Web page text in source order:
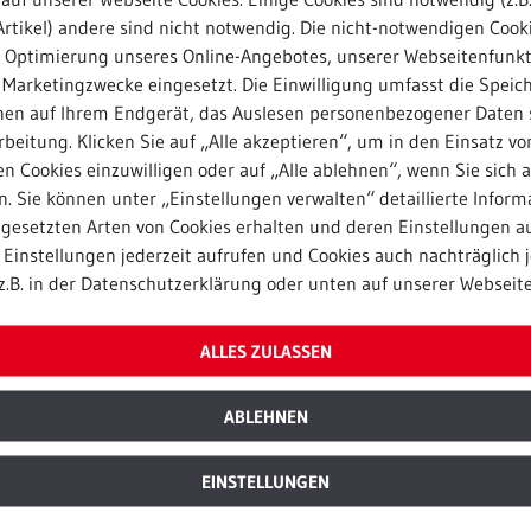
rund um Produktverpackungen und
den Schritt. „Mit der Umbenennung bringen wir diesen
auch RKT –
von
von Waren
Verpackungsgesetz
nicht
im
zur Rücknahme und
von
aus allen
andere sind nicht notwendig. Die nicht-notwendigen
unseres Online-Angebotes, unserer
eingesetzt. Die Einwilligung umfasst die
auf Ihrem Endgerät, das Auslesen personenbezogener Daten
Klicken Sie auf „Alle akzeptieren“, um in den Einsatz
Cookies einzuwilligen oder auf „Alle ablehnen“, wenn Sie sich
Sie können unter „Einstellungen verwalten“ detaillierte
Arten von Cookies erhalten und deren Einstellungen
jederzeit aufrufen und Cookies auch nachträglich
in der Datenschutzerklärung oder unten auf unserer
ALLES ZULASSEN
ABLEHNEN
EINSTELLUNGEN